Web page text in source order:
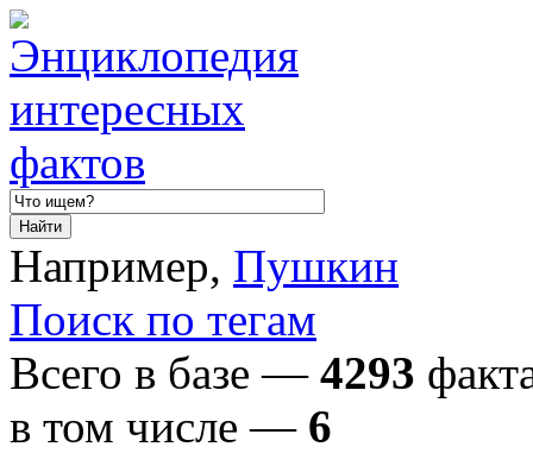
Например, Пушкин
Поиск по тегам
Всего в базе — 4293
в том числе— 6